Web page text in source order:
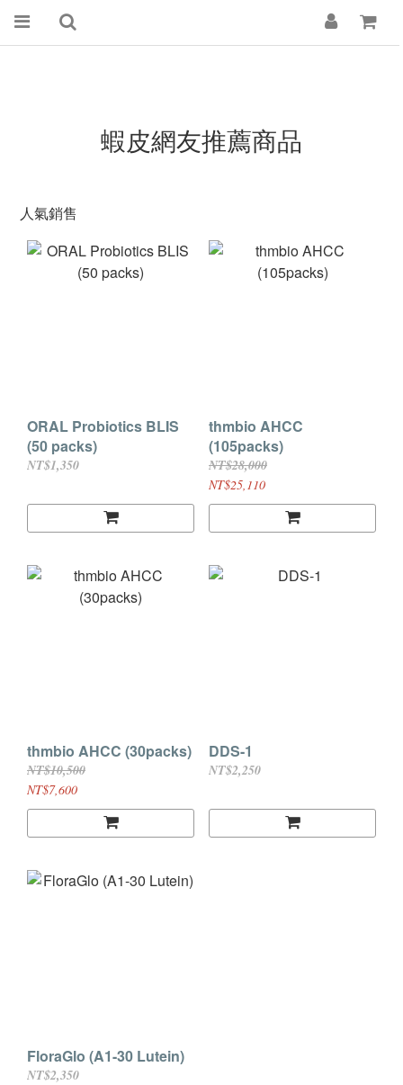
蝦皮網友推薦商品
人氣銷售
ORAL Probiotics BLIS
(50 packs)
NT$1,350
thmbio AHCC
(105packs)
NT$28,000
NT$25,110
thmbio AHCC (30packs)
NT$10,500
NT$7,600
DDS-1
NT$2,250
FloraGlo (A1-30 Lutein)
NT$2,350